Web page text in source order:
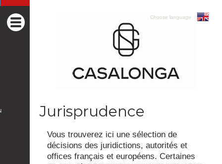
Choose language
Jurisprudence
Vous trouverez ici une sélection de
décisions des juridictions, autorités et
offices français et européens. Certaines